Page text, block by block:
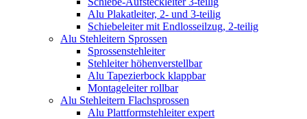
Alu Plakatleiter, 2- und 3-teilig
Schiebeleiter mit Endlosseilzug, 2-teilig
Alu Stehleitern Sprossen
Sprossenstehleiter
Stehleiter höhenverstellbar
Alu Tapezierbock klappbar
Montageleiter rollbar
Alu Stehleitern Flachsprossen
Alu Plattformstehleiter expert